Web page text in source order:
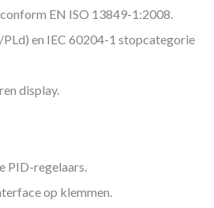
EN ISO 13849-1:2008.
en IEC 60204-1 stopcategorie
display.
PID-regelaars.
op klemmen.